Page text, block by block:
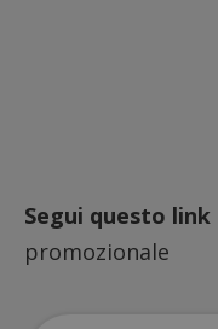
Segui questo link
promozionale